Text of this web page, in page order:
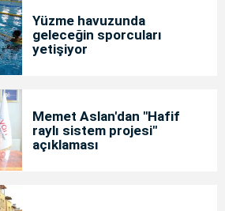
Yüzme havuzunda
geleceğin sporcuları
yetişiyor
Memet Aslan'dan "Hafif
raylı sistem projesi"
açıklaması